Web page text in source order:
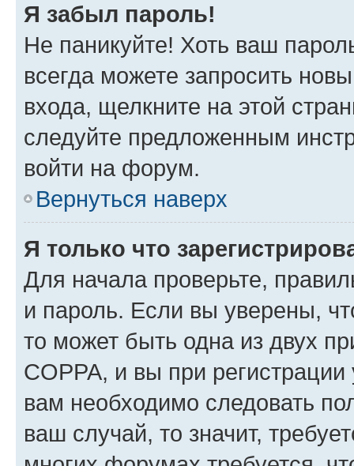
Я забыл пароль!
Не паникуйте! Хоть ваш
всегда можете запросить
входа, щелкните на этой
следуйте предложенным
войти на форум.
Вернуться наверх
Я только что
Для начала проверьте,
и пароль. Если вы уверены,
то может быть одна из двух
COPPA, и вы при
вам необходимо следовать
ваш случай, то значит,